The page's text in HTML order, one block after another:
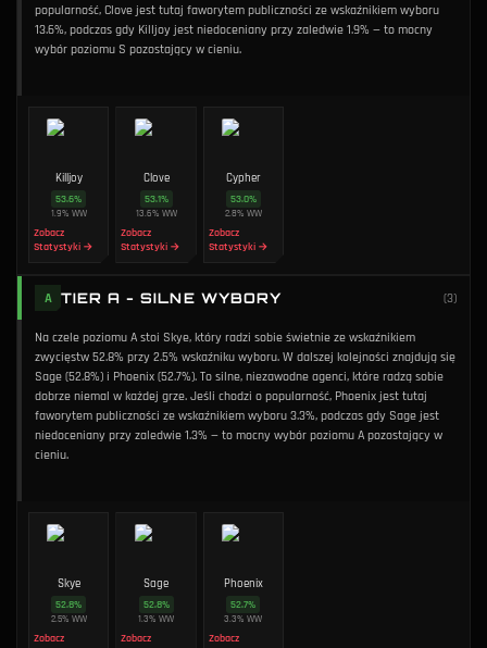
popularność, Clove jest tutaj faworytem publiczności ze wskaźnikiem wyboru
13.6%, podczas gdy Killjoy jest niedoceniany przy zaledwie 1.9% — to mocny
wybór poziomu S pozostający w cieniu.
Killjoy
53.6%
1.9% WW
Zobacz
Statystyki →
Clove
53.1%
13.6% WW
Zobacz
Statystyki →
Cypher
53.0%
2.8% WW
Zobacz
Statystyki →
A TIER A - SILNE WYBORY (3)
Na czele poziomu A stoi Skye, który radzi sobie świetnie ze wskaźnikiem
zwycięstw 52.8% przy 2.5% wskaźniku wyboru. W dalszej kolejności znajdują się
Sage (52.8%) i Phoenix (52.7%). To silne, niezawodne agenci, które radzą sobie
dobrze niemal w każdej grze. Jeśli chodzi o popularność, Phoenix jest tutaj
faworytem publiczności ze wskaźnikiem wyboru 3.3%, podczas gdy Sage jest
niedoceniany przy zaledwie 1.3% — to mocny wybór poziomu A pozostający w
cieniu.
Skye
52.8%
2.5% WW
Zobacz
Sage
52.8%
1.3%WW
Zobacz
Phoenix
52.7%
3.3%WW
Zobacz